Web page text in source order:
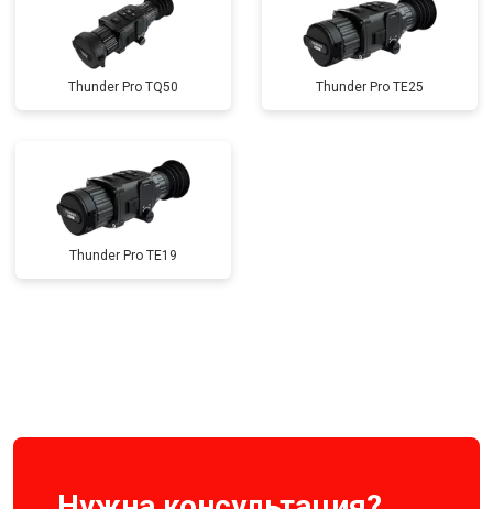
Thunder Pro TQ50 Thunder Pro TE25
Thunder Pro TE19